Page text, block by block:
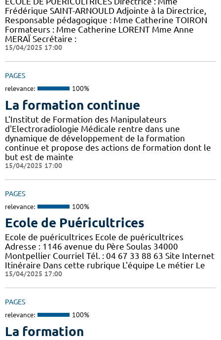
Frédérique SAINT-ARNOULD Adjointe à la Directrice,
Responsable pédagogique : Mme Catherine TOIRON
Formateurs : Mme Catherine LORENT Mme Anne
MERAÏ Secrétaire :
15/04/2025 17:00
PAGES
relevance: 100%
La formation continue
L'Institut de Formation des Manipulateurs
d'Electroradiologie Médicale rentre dans une
dynamique de développement de la formation
continue et propose des actions de formation dont le
but est de mainte
15/04/2025 17:00
PAGES
relevance: 100%
Ecole de Puéricultrices
Ecole de puéricultrices Ecole de puéricultrices
Adresse : 1146 avenue du Père Soulas 34000
Montpellier Courriel Tél. : 04 67 33 88 63 Site Internet
Itinéraire Dans cette rubrique L'équipe Le métier Le
15/04/2025 17:00
PAGES
relevance: 100%
La formation